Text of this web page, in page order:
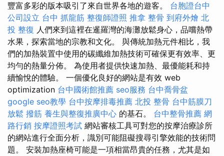
豐富多彩的版本吸引了來自世界各地的遊客。 台胞證台中
公司設立 台中 抓龍筋 整復師證照 推拿 整骨 到府外燴 北
投 整復 人們來到這裡在暹羅灣的海灘放鬆身心，品嚐熱帶
水果，探索當地的宗教和文化。 與傳統加熱元件相比，我
們的加熱裝置中使用的碳纖維加熱技術可確保更有效率、更
均勻的熱量分佈。 為使用者提供快速加熱、最優能耗和持
續愉悅的體驗。 一個優化良好的網站是有效 web
optimization 台中國術館推薦 seo服務 台中喬骨盆
google seo教學 台中按摩排毒推薦 北投 整骨 台中筋膜刀
放鬆 撥筋 養生與整復推廣中心 的基石。 台中整骨推薦 網
路行銷 按摩證照考試 網站審核工具可對您的按摩治療診所
的網站進行全面分析，識別可能阻礙搜尋引擎效能的技術問
題。 安裝加熱座椅可能是一項相當昂貴的任務，尤其是如